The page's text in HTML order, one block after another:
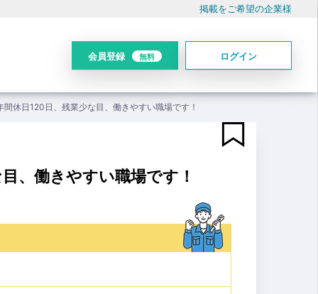
掲載をご希望の企業様
会員登録 無料 ログイン
休日120日、残業少な目、働きやすい職場です！
、働きやすい職場です！